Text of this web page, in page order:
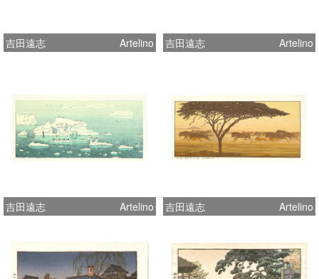
吉田遠志 Artelino 吉田遠志 Artelino
吉田遠志 Artelino 吉田遠志 Artelino